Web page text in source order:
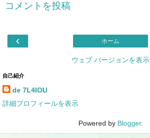
コメントを投稿
‹ ホーム
ウェブ バージョンを表示
自己紹介
de 7L4IOU
詳細プロフィールを表示
Powered by Blogger.